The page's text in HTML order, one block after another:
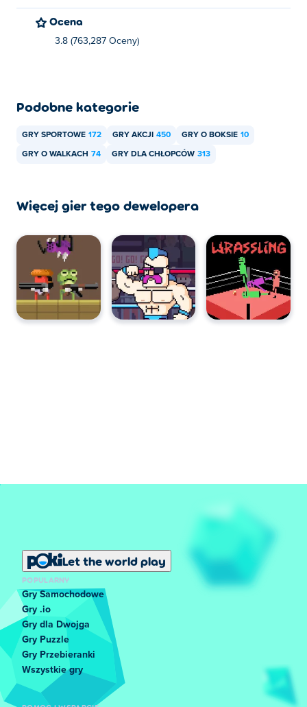
Ocena
3.8 (763,287 Oceny)
Podobne kategorie
GRY SPORTOWE 172 GRY AKCJI 450 GRY O BOKSIE 10
GRY O WALKACH 74 GRY DLA CHŁOPCÓW 313
Więcej gier tego dewelopera
Let the world play
POPULARNY
Gry Samochodowe
Gry .io
Gry dla Dwojga
Gry Puzzle
Gry Przebieranki
Wszystkie gry